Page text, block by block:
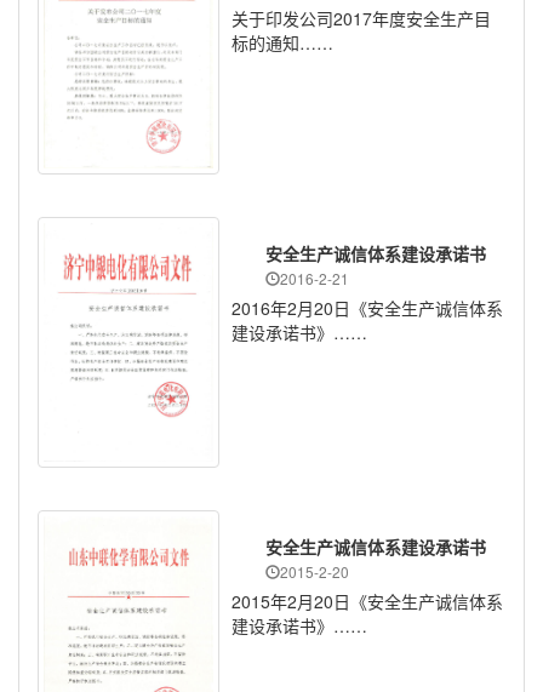
关于印发公司2017年度安全生产目
标的通知……
安全生产诚信体系建设承诺书
2016-2-21
2016年2月20日《安全生产诚信体系
建设承诺书》 ……
安全生产诚信体系建设承诺书
2015-2-20
2015年2月20日《安全生产诚信体系
建设承诺书》 ……